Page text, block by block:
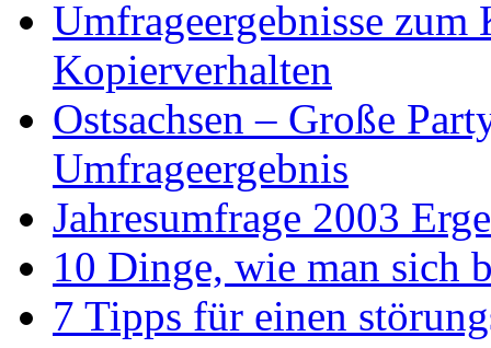
Umfrageergebnisse zum
Kopierverhalten
Ostsachsen – Große
Umfrageergebnis
Jahresumfrage 2003
10 Dinge, wie man sich
7 Tipps für einen